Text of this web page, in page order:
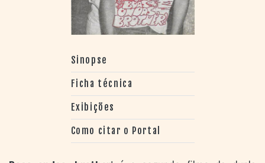
Sinopse
Ficha técnica
Exibições
Como citar o Portal